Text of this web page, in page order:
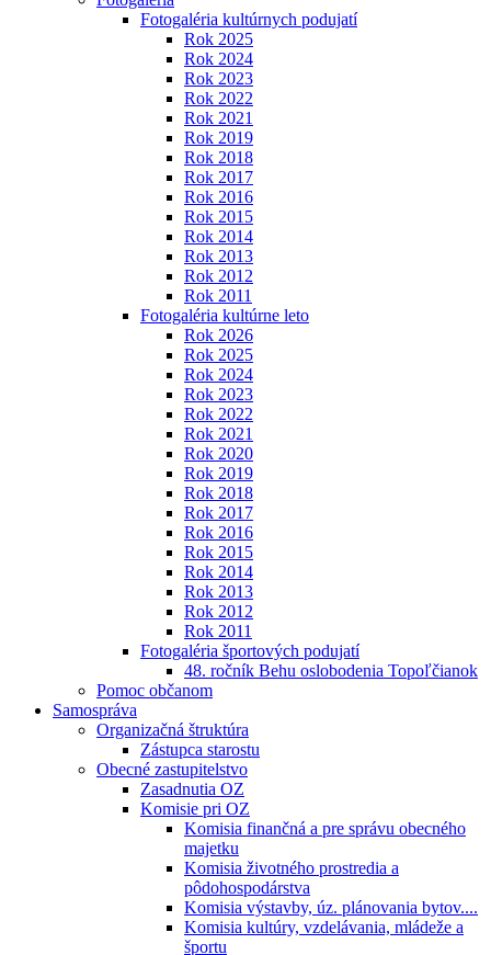
Fotogaléria kultúrnych podujatí
Rok 2025
Rok 2024
Rok 2023
Rok 2022
Rok 2021
Rok 2019
Rok 2018
Rok 2017
Rok 2016
Rok 2015
Rok 2014
Rok 2013
Rok 2012
Rok 2011
Fotogaléria kultúrne leto
Rok 2026
Rok 2025
Rok 2024
Rok 2023
Rok 2022
Rok 2021
Rok 2020
Rok 2019
Rok 2018
Rok 2017
Rok 2016
Rok 2015
Rok 2014
Rok 2013
Rok 2012
Rok 2011
Fotogaléria športových podujatí
48. ročník Behu oslobodenia Topoľčianok
Pomoc občanom
Samospráva
Organizačná štruktúra
Zástupca starostu
Obecné zastupitelstvo
Zasadnutia OZ
Komisie pri OZ
Komisia finančná a pre správu obecného
majetku
Komisia životného prostredia a
pôdohospodárstva
Komisia výstavby, úz. plánovania bytov....
Komisia kultúry, vzdelávania, mládeže a
športu